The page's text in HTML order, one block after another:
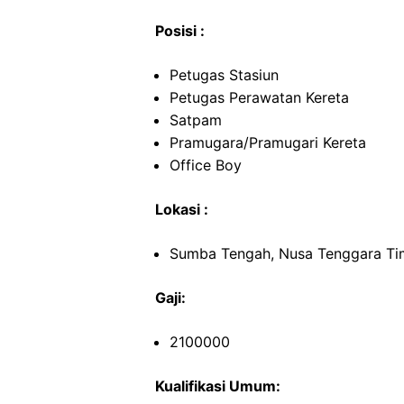
Posisi :
Petugas Stasiun
Petugas Perawatan Kereta
Satpam
Pramugara/Pramugari Kereta
Office Boy
Lokasi :
Sumba Tengah, Nusa Tenggara
Gaji:
2100000
Kualifikasi Umum: